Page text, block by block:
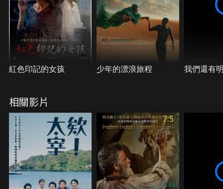
紅色印記的女孩 少年的漂浪旅程 我們還有
相關影片
7.5